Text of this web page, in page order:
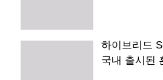
하이브리드
국내 출시된